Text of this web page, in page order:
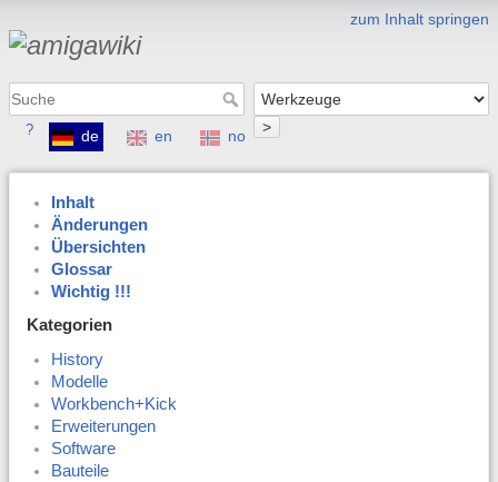
zum Inhalt springen
>
? de en no
Inhalt
Änderungen
Übersichten
Glossar
Wichtig !!!
Kategorien
History
Modelle
Workbench+Kick
Erweiterungen
Software
Bauteile